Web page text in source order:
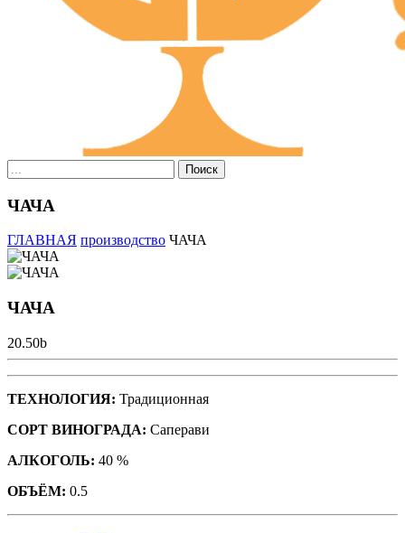
Поиск
ЧАЧА
ГЛАВНАЯ производство ЧАЧА
ЧАЧА
20.50b
ТЕХНОЛОГИЯ: Традиционная
СОРТ ВИНОГРАДА: Саперави
АЛКОГОЛЬ: 40 %
ОБЪЁМ: 0.5